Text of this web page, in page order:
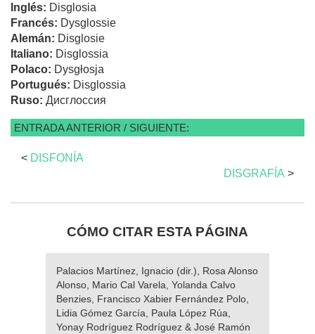
Inglés: Disglosia
Francés: Dysglossie
Alemán: Disglosie
Italiano: Disglossia
Polaco: Dysgłosja
Portugués: Disglossia
Ruso: Дисглоссия
ENTRADA ANTERIOR / SIGUIENTE:
< DISFONÍA
DISGRAFÍA >
CÓMO CITAR ESTA PÁGINA
Palacios Martínez, Ignacio (dir.), Rosa Alonso
Alonso, Mario Cal Varela, Yolanda Calvo
Benzies, Francisco Xabier Fernández Polo,
Lidia Gómez García, Paula López Rúa,
Yonay Rodríguez Rodríguez & José Ramón